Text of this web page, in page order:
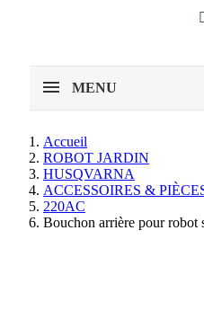
MENU
Accueil
ROBOT JARDIN
HUSQVARNA
ACCESSOIRES &
220AC
Bouchon arrière pour